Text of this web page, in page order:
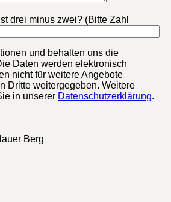
leer.
drei minus zwei? (Bitte Zahl
und behalten uns die
Daten werden elektronisch
nicht für weitere Angebote
Dritte weitergegeben. Weitere
in unserer Datenschutzerklärung.
Berg